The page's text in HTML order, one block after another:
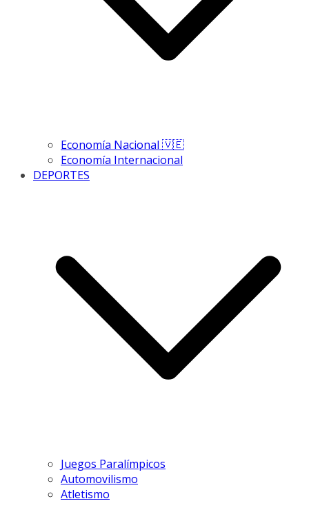
Economía Nacional 🇻🇪
Economía Internacional
DEPORTES
Juegos Paralímpicos
Automovilismo
Atletismo